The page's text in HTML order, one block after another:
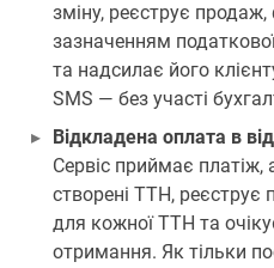
зміну, реєструє
зазначенням
та надсилає його
SMS — без участі
Відкладена оплата в
Сервіс приймає платіж,
створені ТТН, реєструє
для кожної ТТН та
отримання. Як тільки